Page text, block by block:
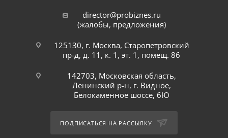
director@probiznes.ru
(жалобы, предложения)
125130, г. Москва, Старопетровский
пр-д, д. 11, к. 1, эт. 1, помещ. 86
142703, Московская область,
Ленинский р-н, г. Видное,
Белокаменное шоссе, 6Ю
ПОДПИСАТЬСЯ НА РАССЫЛКУ